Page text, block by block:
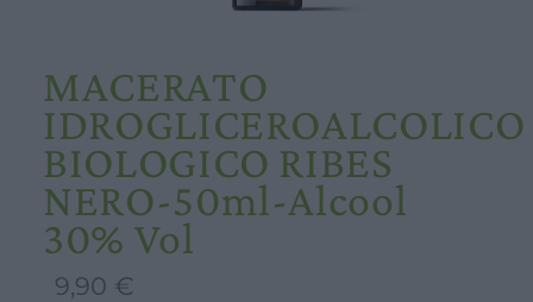
MACERATO
IDROGLICEROALCOLICO
BIOLOGICO RIBES
NERO-50ml-Alcool
30% Vol
9,90 €